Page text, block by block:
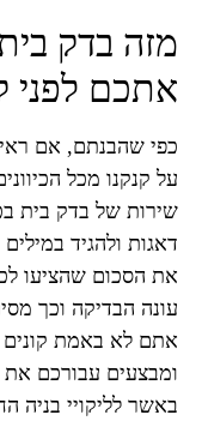
מזה בדק
אתכם לפני
כפי שהבנתם, אם
על קנקנו מכל
שירות של בדק בית
דאגות ולהגיד
את הסכום שהציעו
עונה הבדיקה וכך
אתם לא באמת קונים
ומבצעים עבורכם
באשר לליקויי בניה